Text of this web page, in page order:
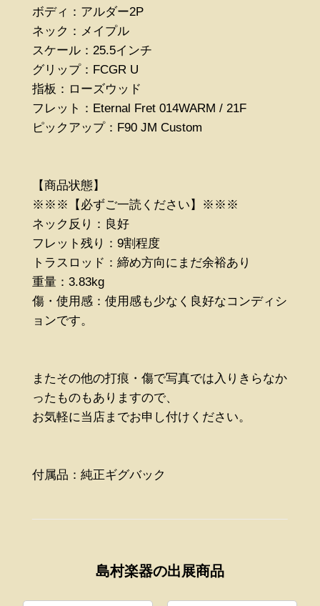
ボディ：アルダー2P
ネック：メイプル
スケール：25.5インチ
グリップ：FCGR U
指板：ローズウッド
フレット：Eternal Fret 014WARM / 21F
ピックアップ：F90 JM Custom
【商品状態】
※※※【必ずご一読ください】※※※
ネック反り：良好
フレット残り：9割程度
トラスロッド：締め方向にまだ余裕あり
重量：3.83kg
傷・使用感：使用感も少なく良好なコンディシ
ョンです。
またその他の打痕・傷で写真では入りきらなか
ったものもありますので、
お気軽に当店までお申し付けください。
付属品：純正ギグバック
島村楽器の出展商品